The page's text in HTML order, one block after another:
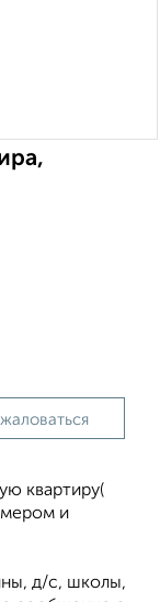
квартиру(
и
д/с, школы,